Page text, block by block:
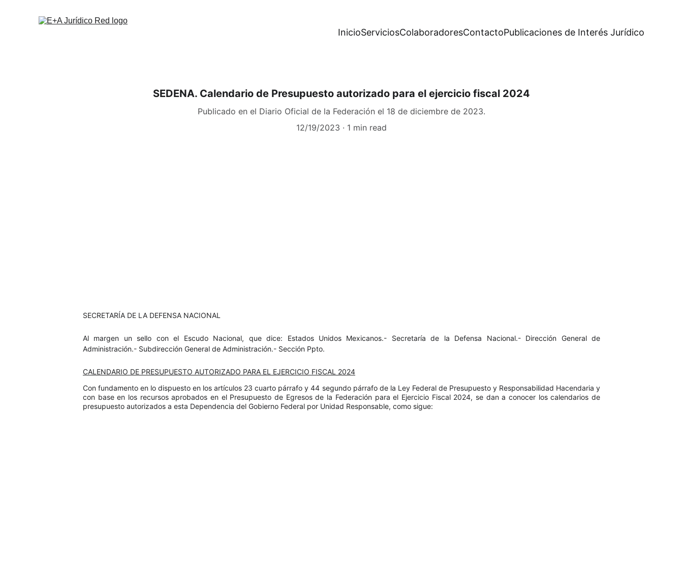
InicioServiciosColaboradoresContactoPublicaciones de Interés Jurídico
SEDENA. Calendario de Presupuesto autorizado para el ejercicio fiscal 2024
Publicado en el Diario Oficial de la Federación el 18 de diciembre de 2023.
12/19/2023
1 min read
SECRETARÍA DE LA DEFENSA NACIONAL
Al margen un sello con el Escudo Nacional, que dice: Estados Unidos Mexicanos.- Secretaría de la Defensa Nacional.- Dirección General de
Administración.- Subdirección General de Administración.- Sección Ppto.
CALENDARIO DE PRESUPUESTO AUTORIZADO PARA EL EJERCICIO FISCAL 2024
Con fundamento en lo dispuesto en los artículos 23 cuarto párrafo y 44 segundo párrafo de la Ley Federal de Presupuesto y Responsabilidad Hacendaria y
con base en los recursos aprobados en el Presupuesto de Egresos de la Federación para el Ejercicio Fiscal 2024, se dan a conocer los calendarios de
presupuesto autorizados a esta Dependencia del Gobierno Federal por Unidad Responsable, como sigue: